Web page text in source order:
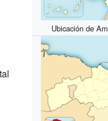
Ubicación de